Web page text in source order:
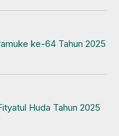
ke-64 Tahun 2025
Huda Tahun 2025